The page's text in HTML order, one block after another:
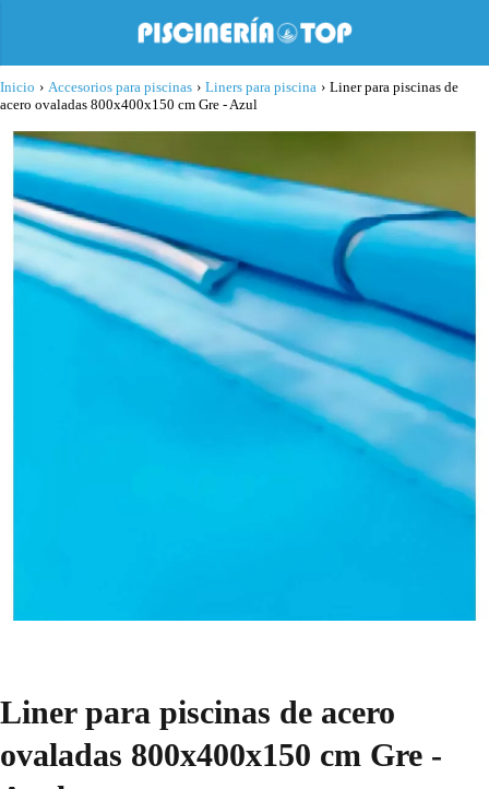
Inicio › Accesorios para piscinas › Liners para piscina › Liner para piscinas de
acero ovaladas 800x400x150 cm Gre - Azul
Liner para piscinas de acero
ovaladas 800x400x150 cm Gre -